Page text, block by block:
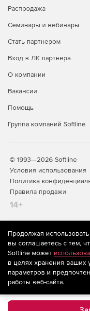
Распродажа
Семинары и вебинары
Стать партнером
Вход в ЛК партнера
О компании
Вакансии
Помощь
Группа компаний Softline
© 1993—2026 Softline
Условия использования
Политика
Правила продажи
14+
На информационном
рекомендательные
предоставления
систематизации и
предпочтениям
находящихся на
Продолжая
вы соглашаетесь с тем,
Softline может
в целях хранения ваших
параметров и
работы веб-сайта.